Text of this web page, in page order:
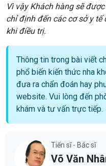
Vì vậy Khách hàng sẽ
chỉ định đến các cơ sở y
khi điều trị.
Thông tin trong bài viết
phổ biến kiến thức nha
đưa ra chẩn đoán hay
website. Vui lòng đến
khám và tư vấn trực tiếp.
Tiến sĩ - Bác sĩ
Võ Văn